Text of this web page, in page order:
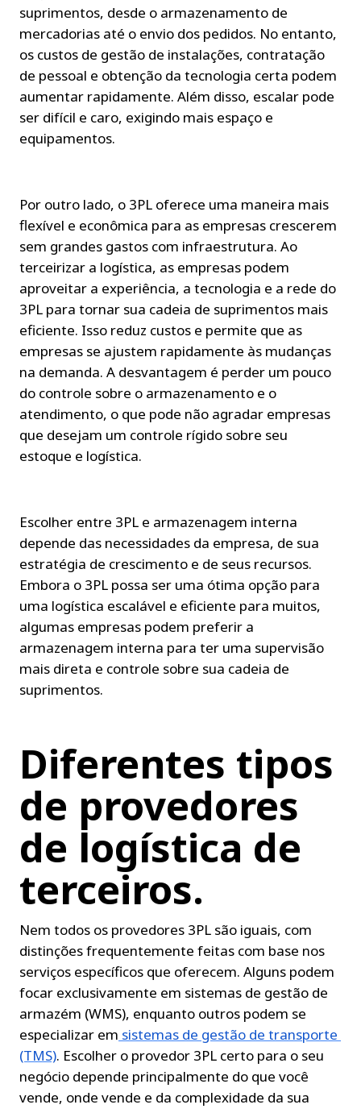
suprimentos, desde o armazenamento de
mercadorias até o envio dos pedidos. No entanto,
os custos de gestão de instalações, contratação
de pessoal e obtenção da tecnologia certa podem
aumentar rapidamente. Além disso, escalar pode
ser difícil e caro, exigindo mais espaço e
equipamentos.
Por outro lado, o 3PL oferece uma maneira mais
flexível e econômica para as empresas crescerem
sem grandes gastos com infraestrutura. Ao
terceirizar a logística, as empresas podem
aproveitar a experiência, a tecnologia e a rede do
3PL para tornar sua cadeia de suprimentos mais
eficiente. Isso reduz custos e permite que as
empresas se ajustem rapidamente às mudanças
na demanda. A desvantagem é perder um pouco
do controle sobre o armazenamento e o
atendimento, o que pode não agradar empresas
que desejam um controle rígido sobre seu
estoque e logística.
Escolher entre 3PL e armazenagem interna
depende das necessidades da empresa, de sua
estratégia de crescimento e de seus recursos.
Embora o 3PL possa ser uma ótima opção para
uma logística escalável e eficiente para muitos,
algumas empresas podem preferir a
armazenagem interna para ter uma supervisão
mais direta e controle sobre sua cadeia de
suprimentos.
Diferentes tipos
de provedores
de logística de
terceiros.
Nem todos os provedores 3PL são iguais, com
distinções frequentemente feitas com base nos
serviços específicos que oferecem. Alguns podem
focar exclusivamente em sistemas de gestão de
armazém (WMS), enquanto outros podem se
especializar em sistemas de gestão de transporte
(TMS). Escolher o provedor 3PL certo para o seu
negócio depende principalmente do que você
vende, onde vende e da complexidade da sua